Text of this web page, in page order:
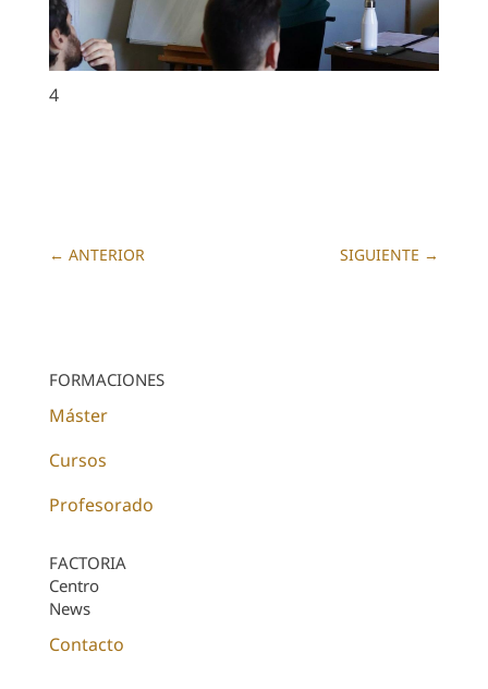
4
← ANTERIOR SIGUIENTE →
FORMACIONES
Máster
Cursos
Profesorado
FACTORIA
Centro
News
Contacto